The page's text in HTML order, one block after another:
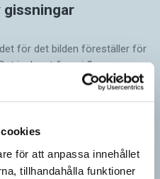
för att anpassa innehållet
tillhandahålla funktioner
gissningar
för det bilden föreställer för
inslaget finns i flera